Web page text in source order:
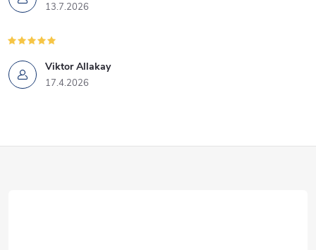
13.7.2026
Viktor Allakay
17.4.2026